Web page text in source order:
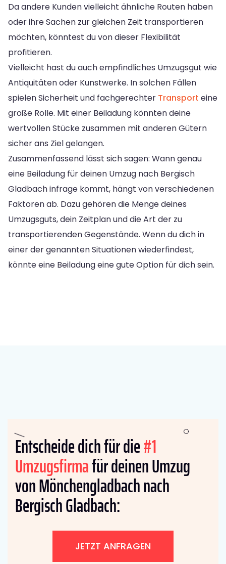
Da andere Kunden vielleicht ähnliche Routen haben
oder ihre Sachen zur gleichen Zeit transportieren
möchten, könntest du von dieser Flexibilität
profitieren.
Vielleicht hast du auch empfindliches Umzugsgut wie
Antiquitäten oder Kunstwerke. In solchen Fällen
spielen Sicherheit und fachgerechter Transport eine
große Rolle. Mit einer Beiladung könnten deine
wertvollen Stücke zusammen mit anderen Gütern
sicher ans Ziel gelangen.
Zusammenfassend lässt sich sagen: Wann genau
eine Beiladung für deinen Umzug nach Bergisch
Gladbach infrage kommt, hängt von verschiedenen
Faktoren ab. Dazu gehören die Menge deines
Umzugsguts, dein Zeitplan und die Art der zu
transportierenden Gegenstände. Wenn du dich in
einer der genannten Situationen wiederfindest,
könnte eine Beiladung eine gute Option für dich sein.
Entscheide dich für die#1
Umzugsfirmafür deinen Umzug
von Mönchengladbach nach
Bergisch Gladbach:
JETZT ANFRAGEN